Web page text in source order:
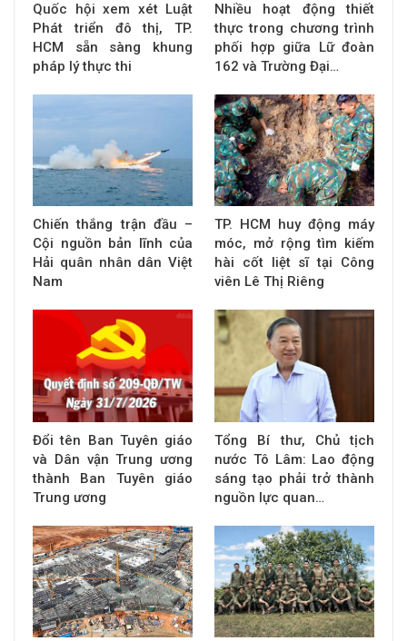
Quốc hội xem xét Luật
Phát triển đô thị, TP.
HCM sẵn sàng khung
pháp lý thực thi
Nhiều hoạt động thiết
thực trong chương trình
phối hợp giữa Lữ đoàn
162 và Trường Đại…
Chiến thắng trận đầu –
Cội nguồn bản lĩnh của
Hải quân nhân dân Việt
Nam
TP. HCM huy động máy
móc, mở rộng tìm kiếm
hài cốt liệt sĩ tại Công
viên Lê Thị Riêng
Đổi tên Ban Tuyên giáo
và Dân vận Trung ương
thành Ban Tuyên giáo
Trung ương
Tổng Bí thư, Chủ tịch
nước Tô Lâm: Lao động
sáng tạo phải trở thành
nguồn lực quan…